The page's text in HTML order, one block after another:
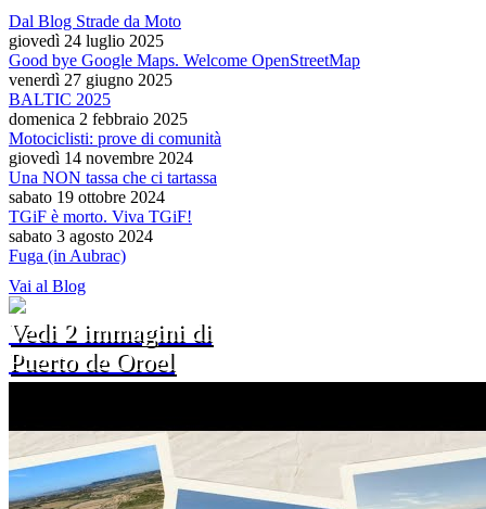
Dal Blog Strade da Moto
giovedì 24 luglio 2025
Good bye Google Maps. Welcome OpenStreetMap
venerdì 27 giugno 2025
BALTIC 2025
domenica 2 febbraio 2025
Motociclisti: prove di comunità
giovedì 14 novembre 2024
Una NON tassa che ci tartassa
sabato 19 ottobre 2024
TGiF è morto. Viva TGiF!
sabato 3 agosto 2024
Fuga (in Aubrac)
Vai al Blog
Vedi 2 immagini di
Puerto de Oroel